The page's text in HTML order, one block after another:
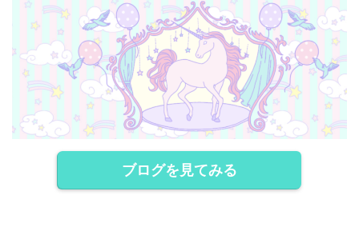
ブログを見てみる